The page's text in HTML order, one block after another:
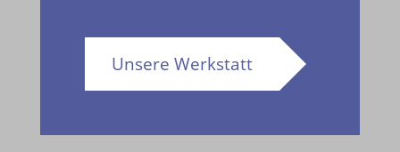
Unsere Werkstatt